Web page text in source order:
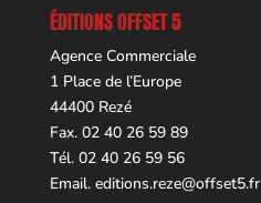
ÉDITIONS OFFSET 5
Agence Commerciale
1 Place de l’Europe
44400 Rezé
Fax. 02 40 26 59 89
Tél. 02 40 26 59 56
Email. editions.reze@offset5.fr